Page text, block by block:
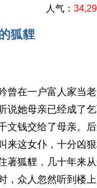
人气：
狐貍
曾在一户富人家当
说她母亲已经成了
文钱交给了母亲。
来这女仆，十分凶狠
著狐貍，几十年来
，众人忽然听到楼上